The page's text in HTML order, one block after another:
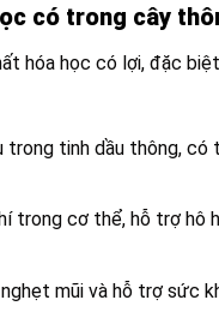
có trong cây
hóa học có lợi, đặc
trong tinh dầu thông, có
trong cơ thể, hỗ trợ hô
mũi và hỗ trợ sức